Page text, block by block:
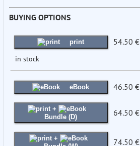
BUYING OPTIONS
print 54.50 €
in stock
eBook 46.50 €
+
Bundle (D)
64.50 €
+
74.50 €